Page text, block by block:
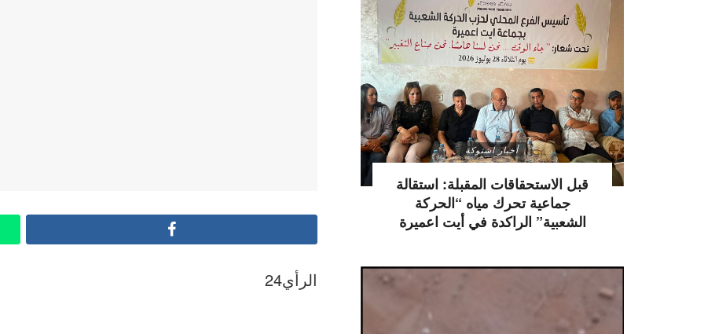
الرأي24
أخبار اشتوكة
قبل الاستحقاقات المقبلة: استقالة
جماعية تحرك مياه “الحركة
الشعبية” الراكدة في أيت اعميرة